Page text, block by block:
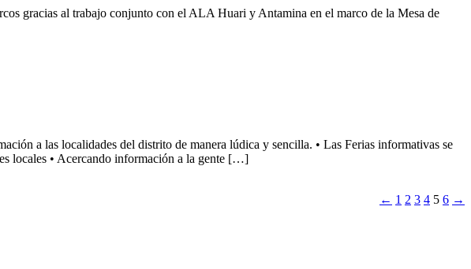
gracias al trabajo conjunto con el ALA Huari y Antamina en el marco de la Mesa de
a las localidades del distrito de manera lúdica y sencilla. • Las Ferias informativas se
locales • Acercando información a la gente […]
← 1 2 3 4 5 6 →